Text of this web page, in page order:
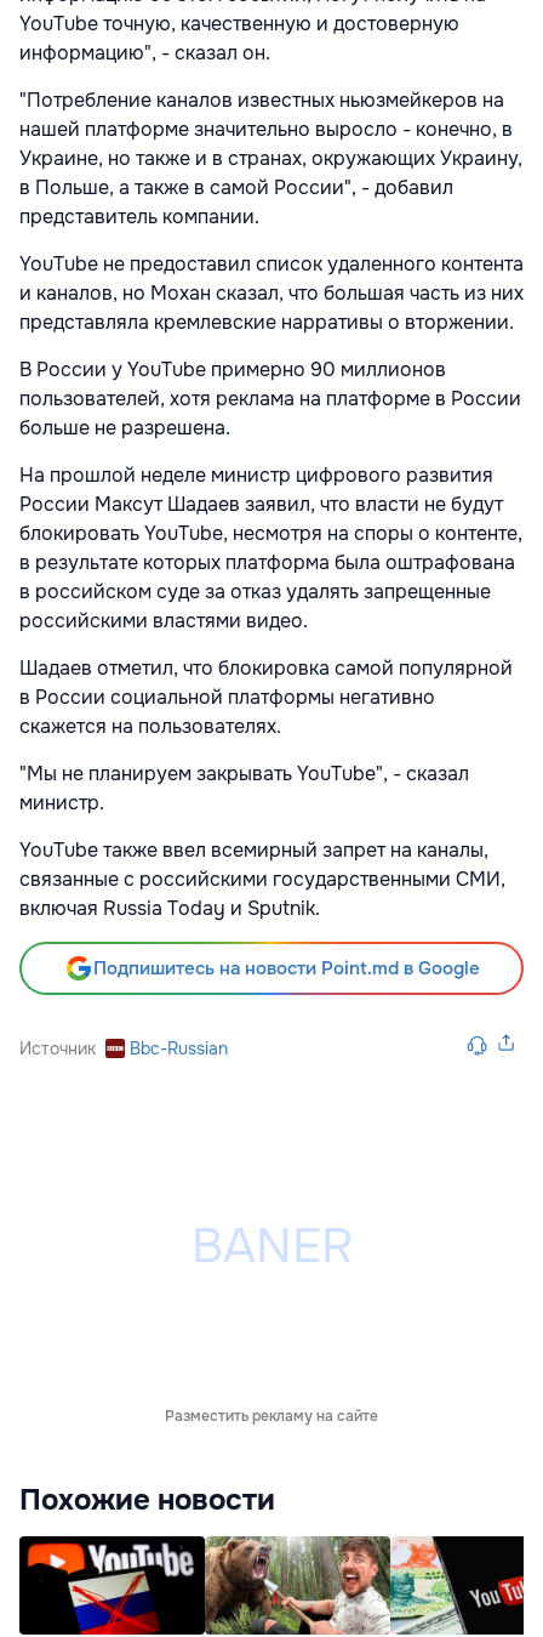
YouTube точную, качественную и достоверную
информацию", - сказал он.
"Потребление каналов известных ньюзмейкеров на
нашей платформе значительно выросло - конечно, в
Украине, но также и в странах, окружающих Украину,
в Польше, а также в самой России", - добавил
представитель компании.
YouTube не предоставил список удаленного контента
и каналов, но Мохан сказал, что большая часть из них
представляла кремлевские нарративы о вторжении.
В России у YouTube примерно 90 миллионов
пользователей, хотя реклама на платформе в России
больше не разрешена.
На прошлой неделе министр цифрового развития
России Максут Шадаев заявил, что власти не будут
блокировать YouTube, несмотря на споры о контенте,
в результате которых платформа была оштрафована
в российском суде за отказ удалять запрещенные
российскими властями видео.
Шадаев отметил, что блокировка самой популярной
в России социальной платформы негативно
скажется на пользователях.
"Мы не планируем закрывать YouTube", - сказал
министр.
YouTube также ввел всемирный запрет на каналы,
связанные с российскими государственными СМИ,
включая Russia Today и Sputnik.
Подпишитесь на новости Point.md в Google
Источник Bbc-Russian
Разместить рекламу на сайте
Похожие новости